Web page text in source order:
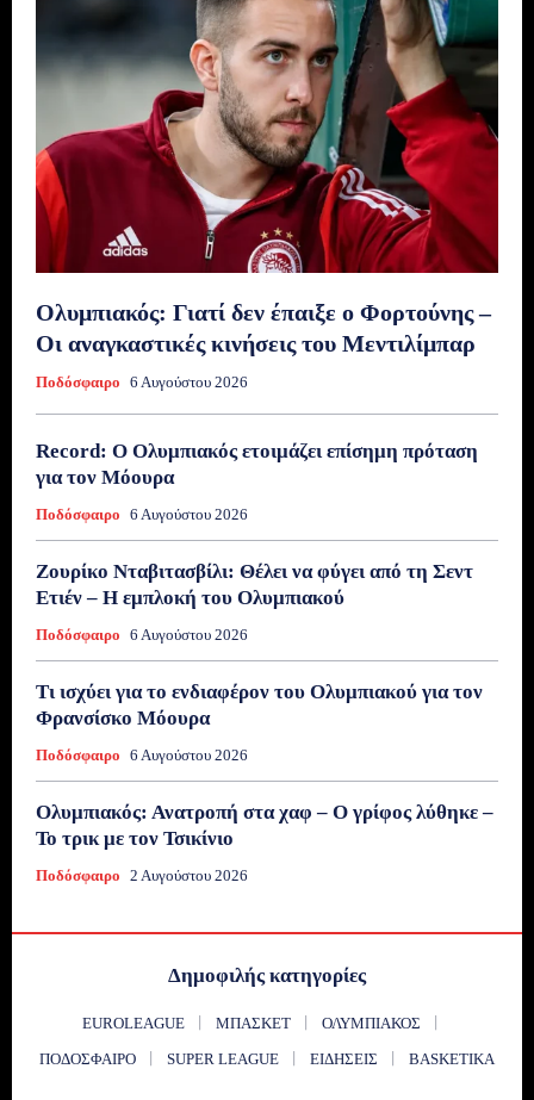
Ολυμπιακός: Γιατί δεν έπαιξε ο Φορτούνης –
Οι αναγκαστικές κινήσεις του Μεντιλίμπαρ
Ποδόσφαιρο 6 Αυγούστου 2026
Record: Ο Ολυμπιακός ετοιμάζει επίσημη πρόταση
για τον Μόουρα
Ποδόσφαιρο 6 Αυγούστου 2026
Ζουρίκο Νταβιτασβίλι: Θέλει να φύγει από τη Σεντ
Ετιέν – Η εμπλοκή του Ολυμπιακού
Ποδόσφαιρο 6 Αυγούστου 2026
Τι ισχύει για το ενδιαφέρον του Ολυμπιακού για τον
Φρανσίσκο Μόουρα
Ποδόσφαιρο 6 Αυγούστου 2026
Ολυμπιακός: Ανατροπή στα χαφ – Ο γρίφος λύθηκε –
Το τρικ με τον Τσικίνιο
Ποδόσφαιρο 2 Αυγούστου 2026
Δημοφιλής κατηγορίες
EUROLEAGUE ΜΠΆΣΚΕΤ
ΟΛΥΜΠΙΑΚΌΣ
ΠΟΔΌΣΦΑΙΡΟ
SUPER LEAGUE ΕΙΔΉΣΕΙΣ BASKETIKA